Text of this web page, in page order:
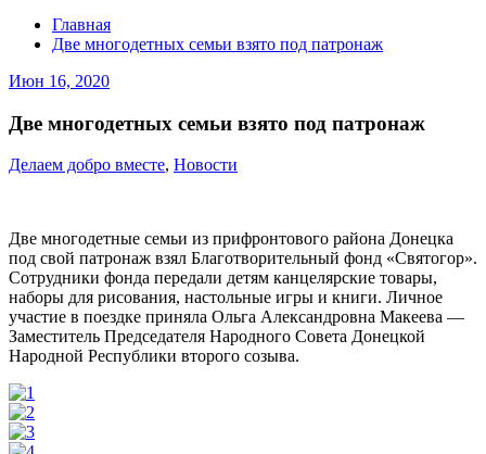
Главная
Две многодетных семьи взято под патронаж
Июн 16, 2020
Две многодетных семьи взято под патронаж
Делаем добро вместе, Новости
Две многодетные семьи из прифронтового района Донецка
под свой патронаж взял Благотворительный фонд «Святогор».
Сотрудники фонда передали детям канцелярские товары,
наборы для рисования, настольные игры и книги. Личное
участие в поездке приняла Ольга Александровна Макеева —
Заместитель Председателя Народного Совета Донецкой
Народной Республики второго созыва.